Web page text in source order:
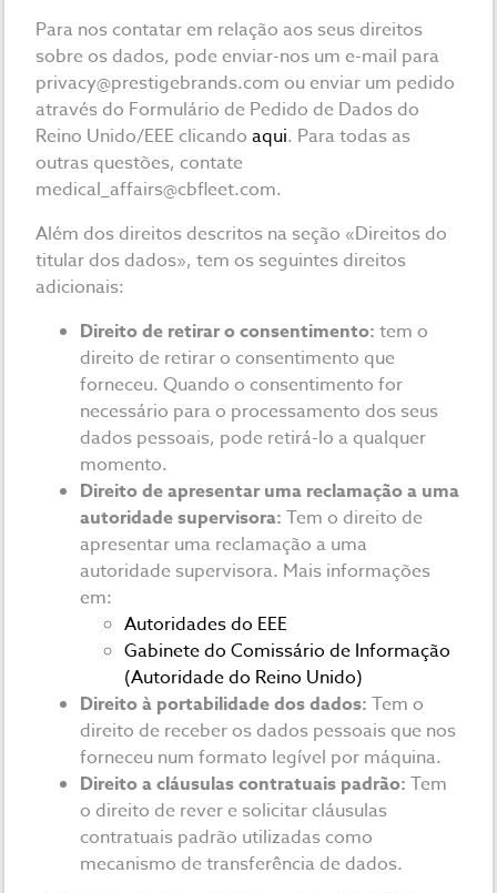
Para nos contatar em relação aos seus direitos
sobre os dados, pode enviar-nos um e-mail para
privacy@prestigebrands.com ou enviar um pedido
através do Formulário de Pedido de Dados do
Reino Unido/EEE clicando aqui. Para todas as
outras questões, contate
medical_affairs@cbfleet.com.
Além dos direitos descritos na seção «Direitos do
titular dos dados», tem os seguintes direitos
adicionais:
Direito de retirar o consentimento: tem o
direito de retirar o consentimento que
forneceu. Quando o consentimento for
necessário para o processamento dos seus
dados pessoais, pode retirá-lo a qualquer
momento.
Direito de apresentar uma reclamação a uma
autoridade supervisora: Tem o direito de
apresentar uma reclamação a uma
autoridade supervisora. Mais informações
em:
Autoridades do EEE
Gabinete do Comissário de Informação
(Autoridade do Reino Unido)
Direito à portabilidade dos dados: Tem o
direito de receber os dados pessoais que nos
forneceu num formato legível por máquina.
Direito a cláusulas contratuais padrão: Tem
o direito de rever e solicitar cláusulas
contratuais padrão utilizadas como
mecanismo de transferência de dados.